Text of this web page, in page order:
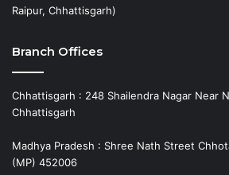
Raipur, Chhattisgarh)
Branch Offices
Chhattisgarh : 248 Shailendra Nagar Near
Chhattisgarh
Madhya Pradesh : Shree Nath Street
(MP) 452006